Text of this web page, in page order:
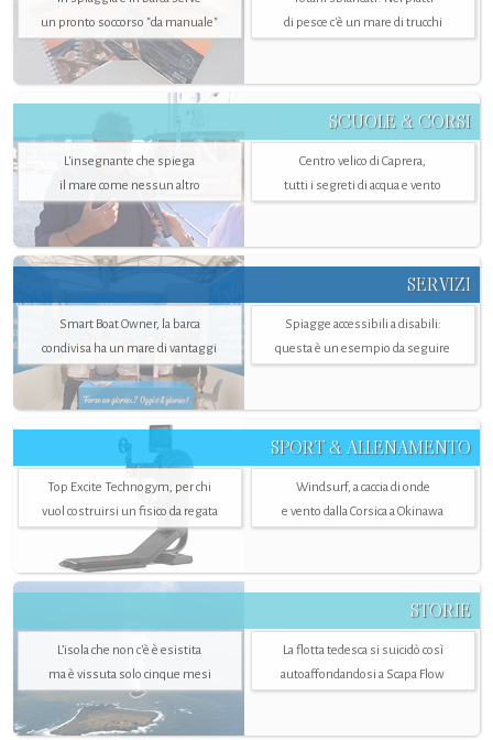
un pronto soccorso "da manuale"
di pesce c'è un mare di trucchi
SCUOLE & CORSI
L'insegnante che spiega
il mare come nessun altro
Centro velico di Caprera,
tutti i segreti di acqua e vento
SERVIZI
Smart Boat Owner, la barca
condivisa ha un mare di vantaggi
Spiagge accessibili a disabili:
questa è un esempio da seguire
SPORT & ALLENAMENTO
Top Excite Technogym, per chi
vuol costruirsi un fisico da regata
Windsurf, a caccia di onde
e vento dalla Corsica a Okinawa
STORIE
L’isola che non c'è è esistita
ma è vissuta solo cinque mesi
La flotta tedesca si suicidò così
autoaffondandosi a Scapa Flow